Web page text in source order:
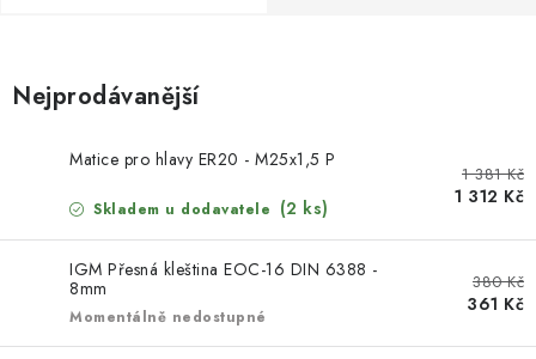
NÁSTROJE PRO ŘEZÁNÍ DŘEVA
NÁSTROJE PRO FRÉZOVÁNÍ
NÁSTROJE PRO ŘEZÁNÍ KOVU
POTŘEBUJI DOBRÝ STROJ
Nejprodávanější
Matice pro hlavy ER20 - M25x1,5 P
Skladem u dodavatele (2 ks)
1 381 Kč
1 312 Kč
IGM Přesná kleština EOC-16 DIN 6388 -
8mm
Momentálně nedostupné
380 Kč
361 Kč